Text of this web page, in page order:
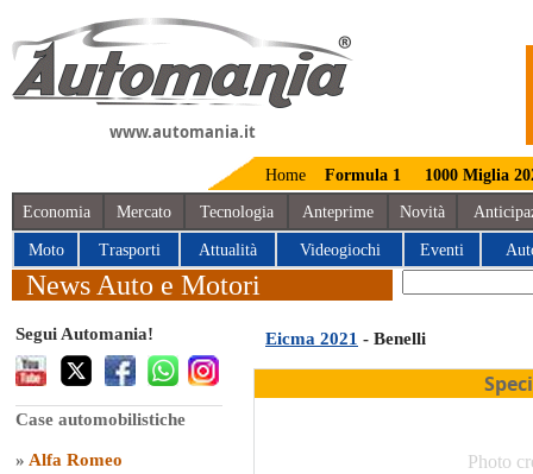
www.automania.it
Home Formula 1 1000 Miglia
Economia Mercato Tecnologia Anteprime Novità
Moto Trasporti Attualità Videogiochi Eventi
News Auto e Motori
Segui Automania!
Case automobilistiche
» Alfa Romeo
Eicma 2021 - Benelli
Photo